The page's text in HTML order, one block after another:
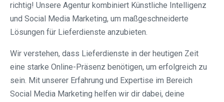
richtig! Unsere Agentur kombiniert Künstliche Intelligenz
und Social Media Marketing, um maßgeschneiderte
Lösungen für Lieferdienste anzubieten.
Wir verstehen, dass Lieferdienste in der heutigen Zeit
eine starke Online-Präsenz benötigen, um erfolgreich zu
sein. Mit unserer Erfahrung und Expertise im Bereich
Social Media Marketing helfen wir dir dabei, deine